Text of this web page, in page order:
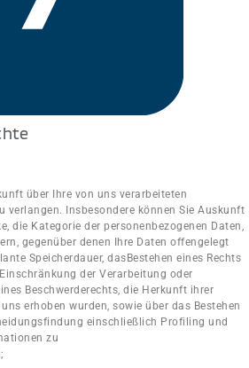
über Ihre von uns verarbeiteten
verlangen. Insbesondere können Sie Auskunft
die Kategorie der personenbezogenen Daten,
gegenüber denen Ihre Daten offengelegt
Speicherdauer, dasBestehen eines Rechts
der Verarbeitung oder
Beschwerderechts, die Herkunft ihrer
erhoben wurden, sowie über das Bestehen
einschließlich Profiling und
zu